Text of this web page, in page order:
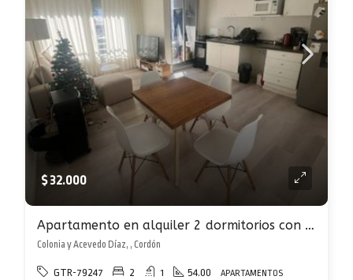
$ 32.000
Apartamento en alquiler 2 dormitorios con cochera en Cordón
Colonia y Acevedo Díaz, , Cordón
GTR-79247 2 1 54.00 APARTAMENTOS